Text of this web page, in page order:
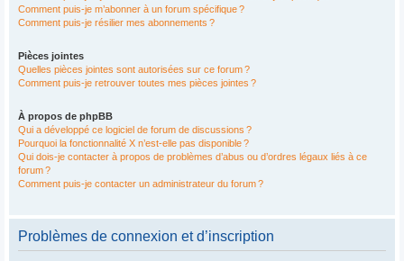
Comment puis-je m’abonner à un forum spécifique ?
Comment puis-je résilier mes abonnements ?
Pièces jointes
Quelles pièces jointes sont autorisées sur ce forum ?
Comment puis-je retrouver toutes mes pièces jointes ?
À propos de phpBB
Qui a développé ce logiciel de forum de discussions ?
Pourquoi la fonctionnalité X n’est-elle pas disponible ?
Qui dois-je contacter à propos de problèmes d’abus ou d’ordres légaux liés à ce
forum ?
Comment puis-je contacter un administrateur du forum ?
Problèmes de connexion et d’inscription